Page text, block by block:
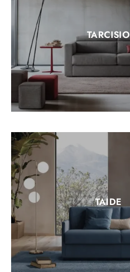
TARCISIO
TAIDE